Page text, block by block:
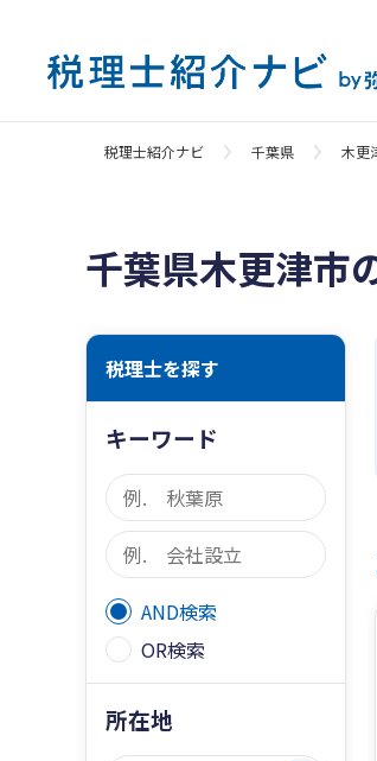
税理士紹介ナビ 千葉県 木更
千葉県木更津市
税理士を探す
キーワード
AND検索
OR検索
所在地